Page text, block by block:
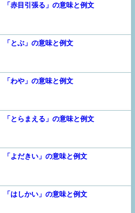
「赤目引張る」の意味と例文
「とぶ」の意味と例文
「わや」の意味と例文
「とらまえる」の意味と例文
「よだきい」の意味と例文
「はしかい」の意味と例文